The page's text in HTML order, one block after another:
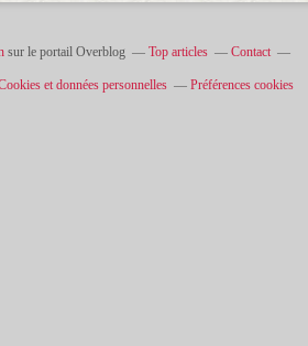
sur le portail Overblog Top articles Contact
et données personnelles Préférences cookies